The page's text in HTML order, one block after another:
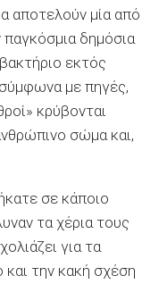
αποτελούν μία από
παγκόσμια δημόσια
εκτός
με πηγές,
κρύβονται
σώμα και,
σε κάποιο
τα χέρια τους
για τα
την κακή σχέση